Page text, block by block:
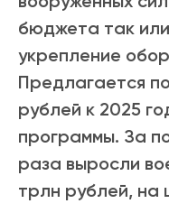
бюджета так
укрепление
Предлагается
рублей к 2025
программы. За
раза выросли
трлн рублей, на